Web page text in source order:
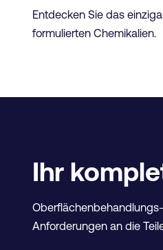
Entdecken Sie das
formulierten Chemikalien.
Ihr
Anforderungen an die